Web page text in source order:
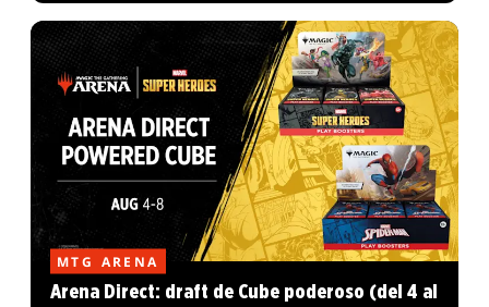
MTG ARENA
Arena Direct: draft de Cube poderoso (del 4 al